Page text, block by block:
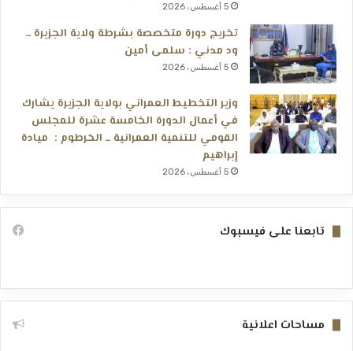
5 أغسطس، 2026
تخريج دورة متخصصة بشرطة ولاية الجزيرة ــ
ود مدني : سلمى أمين
5 أغسطس، 2026
وزير التخطيط العمراني بولاية الجزيرة يشارك
في أعمال الدورة الخامسة عشرة للمجلس
القومي للتنمية العمرانية ــ الخرطوم : ميادة
إبراهيم
5 أغسطس، 2026
تابعنا على فيسبوك
مساحات اعلانية